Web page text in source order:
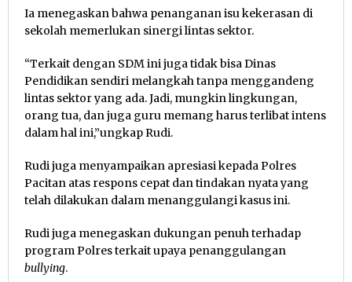
Ia menegaskan bahwa penanganan isu kekerasan di
sekolah memerlukan sinergi lintas sektor.
“Terkait dengan SDM ini juga tidak bisa Dinas
Pendidikan sendiri melangkah tanpa menggandeng
lintas sektor yang ada. Jadi, mungkin lingkungan,
orang tua, dan juga guru memang harus terlibat intens
dalam hal ini,”ungkap Rudi.
Rudi juga menyampaikan apresiasi kepada Polres
Pacitan atas respons cepat dan tindakan nyata yang
telah dilakukan dalam menanggulangi kasus ini.
Rudi juga menegaskan dukungan penuh terhadap
program Polres terkait upaya penanggulangan
bullying.